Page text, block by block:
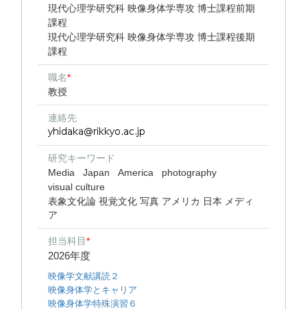
現代心理学研究科 映像身体学専攻 博士課程前期
課程
現代心理学研究科 映像身体学専攻 博士課程後期
課程
職名*
教授
連絡先
研究キーワード
Media
Japan America
photography
visual culture
表象文化論 視覚文化 写真 アメリカ 日本 メディ
ア
担当科目*
2026年度
映像学文献講読２
映像身体学とキャリア
映像身体学特殊演習６